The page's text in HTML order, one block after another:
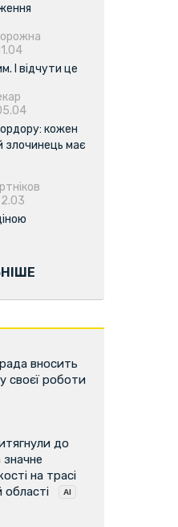
І відчути це
кожен
злочинець має
вносить
своєї роботи
до
значне
на трасі